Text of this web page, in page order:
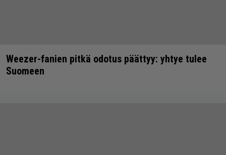
Weezer-fanien pitkä odotus päättyy: yhtye tulee
Suomeen